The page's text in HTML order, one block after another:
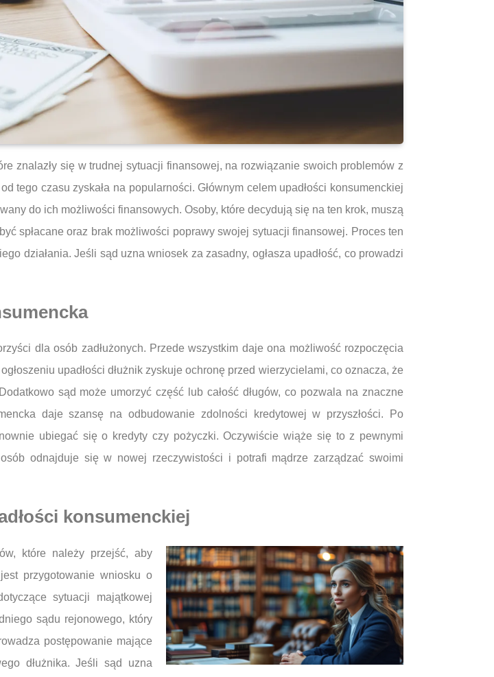
znalazły się w trudnej sytuacji finansowej, na rozwiązanie swoich problemów z
tego czasu zyskała na popularności. Głównym celem upadłości konsumenckiej
do ich możliwości finansowych. Osoby, które decydują się na ten krok, muszą
spłacane oraz brak możliwości poprawy swojej sytuacji finansowej. Proces ten
działania. Jeśli sąd uzna wniosek za zasadny, ogłasza upadłość, co prowadzi
dla osób zadłużonych. Przede wszystkim daje ona możliwość rozpoczęcia
upadłości dłużnik zyskuje ochronę przed wierzycielami, co oznacza, że
sąd może umorzyć część lub całość długów, co pozwala na znaczne
daje szansę na odbudowanie zdolności kredytowej w przyszłości. Po
ubiegać się o kredyty czy pożyczki. Oczywiście wiąże się to z pewnymi
odnajduje się w nowej rzeczywistości i potrafi mądrze zarządzać swoimi
konsumenckiej
które należy przejść, aby
przygotowanie wniosku o
sytuacji majątkowej
sądu rejonowego, który
postępowanie mające
dłużnika. Jeśli sąd uzna